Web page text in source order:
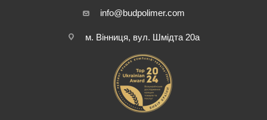
info@budpolimer.com
м. Вінниця, вул. Шмідта 20а